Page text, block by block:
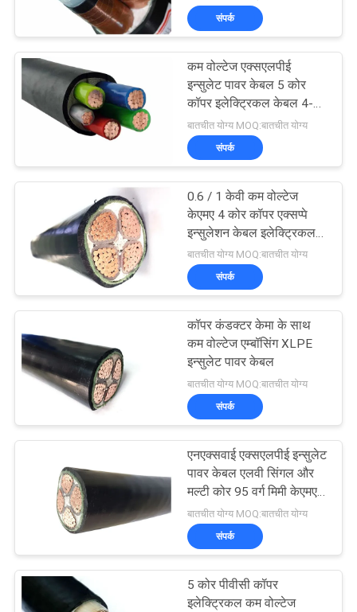
फैक्टरी
यात्रा
गुणवत्ता
नियंत्रण
हमसे
संपर्क
करें
समाचार
BLOG
एक
NEWS
पीवीसी इन्सुलेट केबल्स
203
विद्युत केबल वायर
197
कम धुआं शून्य हलोजन
केबल
140
संपर्क
कम वोल्टेज एक्सएलपीई
इन्सुलेट पावर केबल 5 कोर
कॉपर इलेक्ट्रिकल केबल 4-
400 वर्गमीटर क्रॉस सेक्शन
एरिया के साथ
बातचीत योग्य MOQ:बातचीत योग्य
संपर्क
0.6 / 1 केवी कम वोल्टेज
केएमए 4 कोर कॉपर एक्सप्पे
इन्सुलेशन केबल इलेक्ट्रिकल
केबल
बातचीत योग्य MOQ:बातचीत योग्य
संपर्क
कॉपर कंडक्टर केमा के साथ
कम वोल्टेज एम्बॉसिंग XLPE
इन्सुलेट पावर केबल
बातचीत योग्य MOQ:बातचीत योग्य
संपर्क
एनएक्सवाई एक्सएलपीई इन्सुलेट
पावर केबल एलवी सिंगल और
मल्टी कोर 95 वर्ग मिमी केएमए
सीई आईईसी
बातचीत योग्य MOQ:बातचीत योग्य
संपर्क
5 कोर पीवीसी कॉपर
इलेक्ट्रिकल कम वोल्टेज